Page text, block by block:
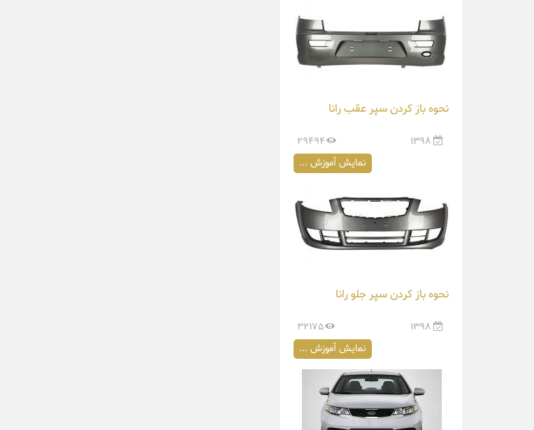
نحوه باز کردن سپر عقب رانا
1398
29494
نمایش آموزش ...
نحوه باز کردن سپر جلو رانا
1398
32175
نمایش آموزش ...